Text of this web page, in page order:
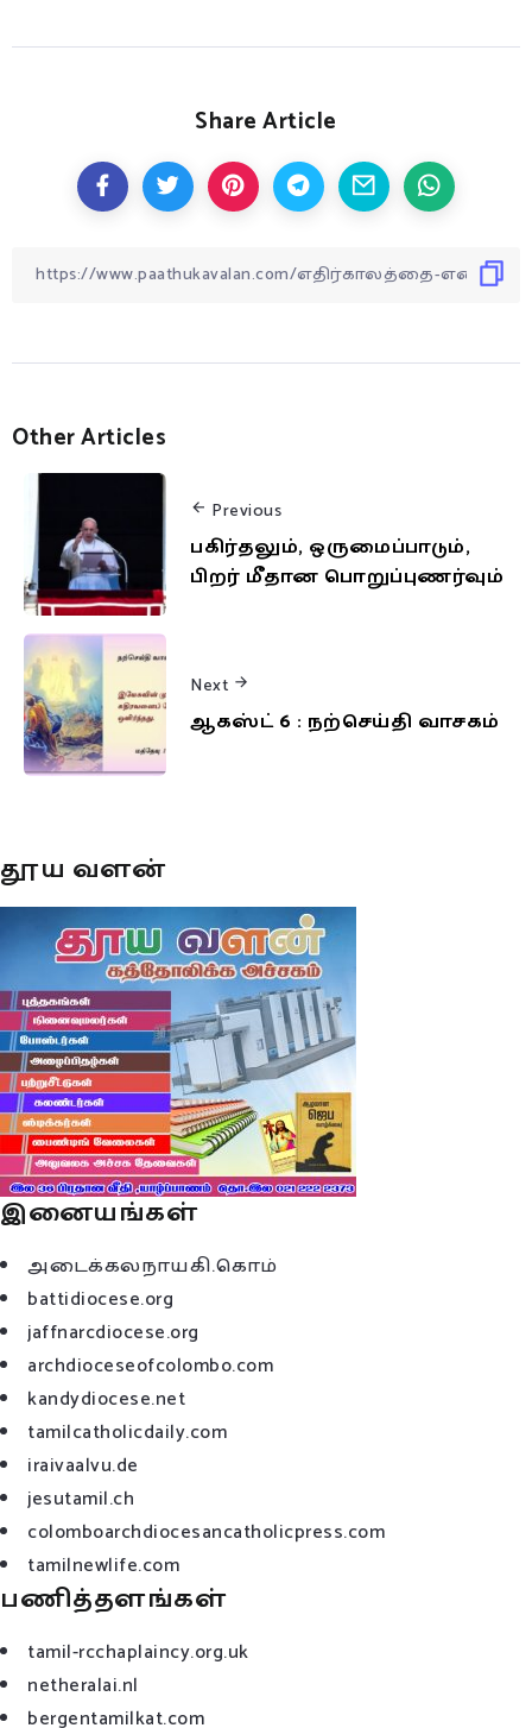
Share Article
Other Articles
Previous
பகிர்தலும், ஒருமைப்பாடும்,
பிறர் மீதான பொறுப்புணர்வும்
Next
ஆகஸ்ட் 6 : நற்செய்தி வாசகம்
தூய வளன்
இனையங்கள்
அடைக்கலநாயகி.கொம்
battidiocese.org
jaffnarcdiocese.org
archdioceseofcolombo.com
kandydiocese.net
tamilcatholicdaily.com
iraivaalvu.de
jesutamil.ch
colomboarchdiocesancatholicpress.com
tamilnewlife.com
பணித்தளங்கள்
tamil-rcchaplaincy.org.uk
netheralai.nl
bergentamilkat.com